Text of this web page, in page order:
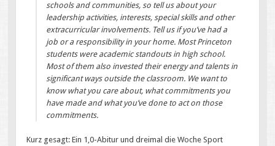
schools and communities, so tell us about your
leadership activities, interests, special skills and other
extracurricular involvements. Tell us if you’ve had a
job or a responsibility in your home. Most Princeton
students were academic standouts in high school.
Most of them also invested their energy and talents in
significant ways outside the classroom. We want to
know what you care about, what commitments you
have made and what you’ve done to act on those
commitments.
Kurz gesagt: Ein 1,0-Abitur und dreimal die Woche Sport